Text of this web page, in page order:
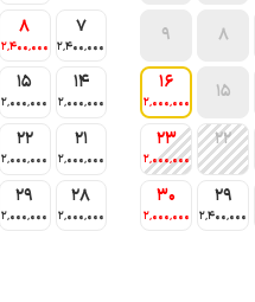
8
9
15
16
2٬000٬000
22
23
2٬000٬000
29
2٬400٬000
30
2٬000٬000
7
2٬400٬000
8
2٬400٬000
14
2٬000٬000
15
2٬000٬000
21
2٬000٬000
22
2٬000٬000
28
2٬000٬000
29
2٬000٬000